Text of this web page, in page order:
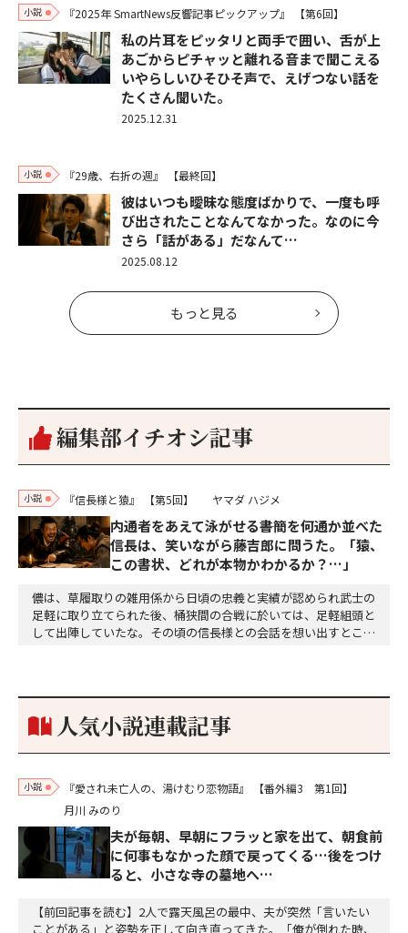
小説 『2025年 SmartNews反響記事ピックアップ』 【第6回】
私の片耳をピッタリと両手で囲い、舌が上
あごからピチャッと離れる音まで聞こえる
いやらしいひそひそ声で、えげつない話を
たくさん聞いた。
2025.12.31
小説 『29歳、右折の週』 【最終回】
彼はいつも曖昧な態度ばかりで、一度も呼
び出されたことなんてなかった。なのに今
さら「話がある」だなんて…
2025.08.12
もっと見る
編集部イチオシ記事
小説 『信長様と猿』 【第5回】 ヤマダ ハジメ
内通者をあえて泳がせる――書簡を何通か並べた
信長は、笑いながら藤吉郎に問うた。「猿、
この書状、どれが本物かわかるか？…」
儂は、草履取りの雑用係から日頃の忠義と実績が認められ武士の
足軽に取り立てられた後、桶狭間の合戦に於いては、足軽組頭と
して出陣していたな。その頃の信長様との会話を想い出すとこん
り。どうして勝てたのか、未だにわかりません。…
人気小説連載記事
小説 『愛され未亡人の、湯けむり恋物語』
【番外編3 第1回】
月川 みのり
夫が毎朝、早朝にフラッと家を出て、朝食前
に何事もなかった顔で戻ってくる…後をつけ
ると、小さな寺の墓地へ…
【前回記事を読む】2人で露天風呂の最中、夫が突然「言いたい
ことがある」と姿勢を正して向き直ってきた。「俺が倒れた時、